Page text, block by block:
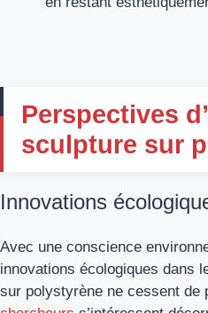
Perspectives
sculpture sur
Innovations
Avec une conscience
innovations écologiques dans
sur polystyrène ne cessent de